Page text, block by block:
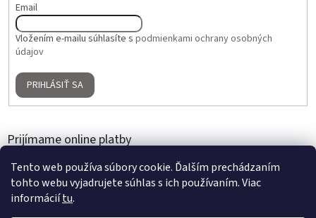
Tento web používa súbory cookie. Ďalším prechádzaním
tohto webu vyjadrujete súhlas s ich používaním. Viac
informáciítu.
Email
Vložením e-mailu súhlasíte s podmienkami ochrany osobných
údajov
PRIHLÁSIŤ SA
Prijímame online platby